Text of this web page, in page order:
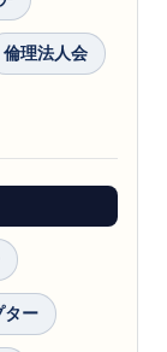
倫理法人会
ター